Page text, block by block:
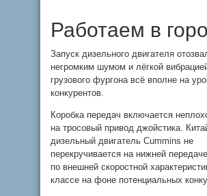
Работаем в
Запуск дизельного двигателя
негромким шумом и лёгкой
грузового фургона всё вполне на
конкурентов.
Коробка передач включается
на тросовый привод джойстика.
дизельный двигатель Cummins не
перекручивается на нижней
по внешней скоростной
классе на фоне потенциальных